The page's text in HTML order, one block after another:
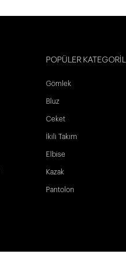
POPÜLER
Gömlek
Bluz
Ceket
İkili Takım
Elbise
Kazak
Pantolon